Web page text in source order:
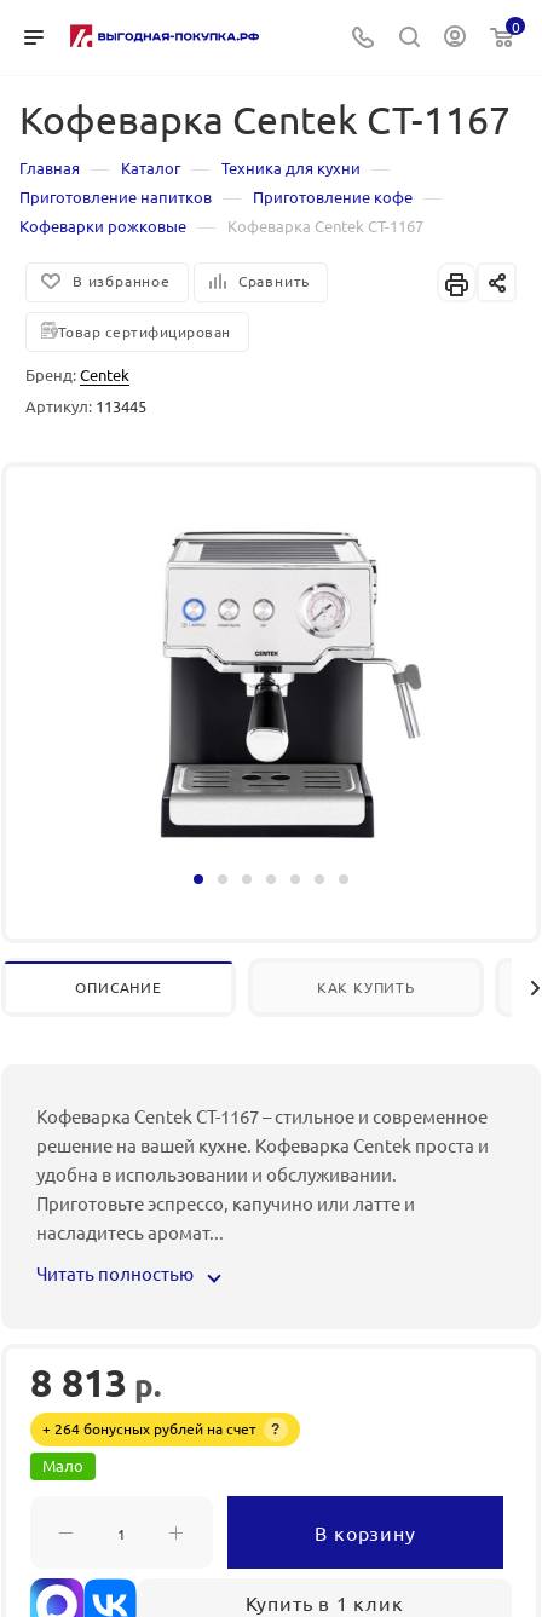
0
Кофеварка Centek CT-1167
Главная — Каталог — Техника для кухни —
Приготовление напитков — Приготовление кофе —
Кофеварки рожковые — Кофеварка Centek CT-1167
В избранное Сравнить
Товар сертифицирован
Бренд:Centek
Артикул: 113445
ОПИСАНИЕ КАК КУПИТЬ
Кофеварка Centek CT-1167 – стильное и современное
решение на вашей кухне. Кофеварка Centek проста и
удобна в использовании и обслуживании.
Приготовьте эспрессо, капучино или латте и
насладитесь аромат...
Читать полностью
8 813 р.
+ 264 бонусных рублей на счет ?
Мало
В корзину
Купить в 1 клик